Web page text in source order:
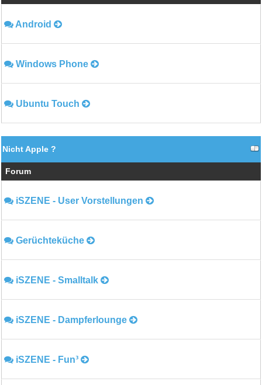
Android
Windows Phone
Ubuntu Touch
Nicht Apple ?
Forum
iSZENE - User Vorstellungen
Gerüchteküche
iSZENE - Smalltalk
iSZENE - Dampferlounge
iSZENE - Fun³